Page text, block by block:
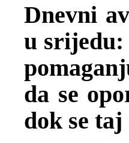
Dnevni
u srijedu:
da se
dok se